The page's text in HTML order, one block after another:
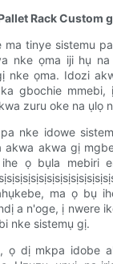
Rack Custom
ma tinye sistemu
nke ọma iji hụ
nke ọma. Idozi
gbochie mmebi,
zuru oke na ụlọ
nke idowe
akwa akwa gị
ọ bụla mebiri
ma ọ bụ
a n'oge, ị nwere
nke sistemụ gị.
ọ dị mkpa idobe